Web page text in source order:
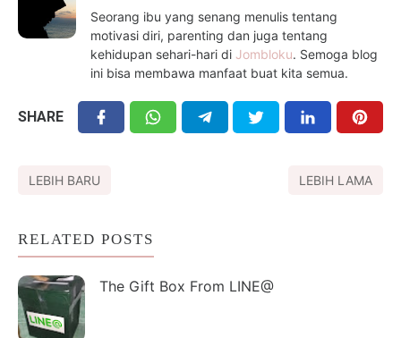
Seorang ibu yang senang menulis tentang
motivasi diri, parenting dan juga tentang
kehidupan sehari-hari di Jombloku. Semoga blog
ini bisa membawa manfaat buat kita semua.
SHARE
LEBIH BARU LEBIH LAMA
RELATED POSTS
The Gift Box From LINE@